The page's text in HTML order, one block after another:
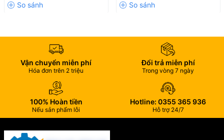
Độ kín cao
Kết nối hàn nhiệt giúp hệ thống chắc chắn, hạn chế rò rỉ và đảm
bảo an toàn khi vận hành.
Bảo vệ máy bơm
nguy cơ hư hỏng thiết bị.
Vận chuyển miễn phí
Hóa đơn trên 2 triệu
Đổi trả miễn phí
Trong vòng 7 ngày
100% Hoàn tiền
Nếu sản phẩm lỗi
Hotline: 0355 365 936
Hỗ trợ 24/7